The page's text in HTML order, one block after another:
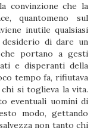
convinzione che la
quantomeno sul
inutile qualsiasi
di dare un
portano a gesti
e disperanti della
tempo fa, rifiutava
si toglieva la vita.
eventuali uomini di
modo, gettando
non tanto chi